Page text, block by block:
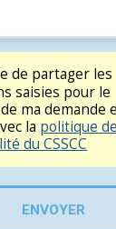
de partager les
saisies pour le
ma demande
la politique de
du CSSCC
ENVOYER